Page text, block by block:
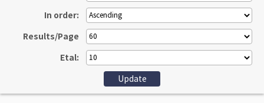
In order:
Results/Page
Etal: